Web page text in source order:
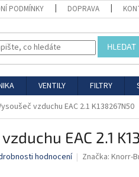
PODMÍNKY DOPRAVA
HLEDAT
VENTILY FILTRY
vzduchu EAC 2.1 K138267N50
EAC 2.1
hodnocení Značka: Knorr-